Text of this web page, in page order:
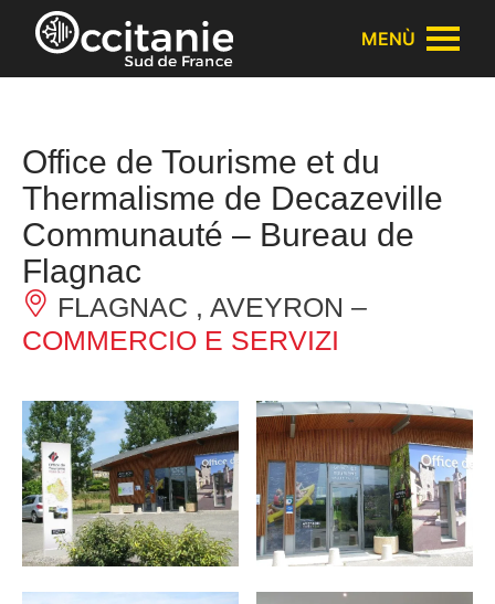
Pannello di gestione dei cookies
MENÙ
Office de Tourisme et du
Thermalisme de Decazeville
Communauté – Bureau de
Flagnac
FLAGNAC , AVEYRON –
COMMERCIO E SERVIZI